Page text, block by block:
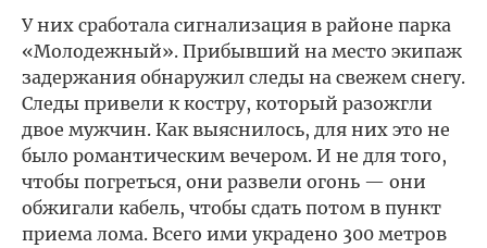
У них сработала сигнализация в районе парка
«Молодежный». Прибывший на место экипаж
задержания обнаружил следы на свежем снегу.
Следы привели к костру, который разожгли
двое мужчин. Как выяснилось, для них это не
было романтическим вечером. И не для того,
чтобы погреться, они развели огонь — они
обжигали кабель, чтобы сдать потом в пункт
приема лома. Всего ими украдено 300 метров